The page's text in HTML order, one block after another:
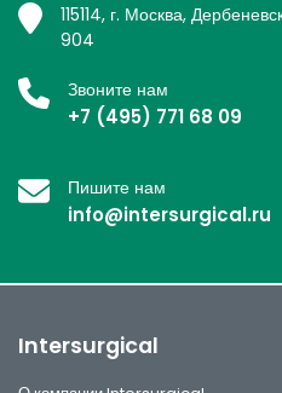
115114, г. Москва,
904
Звоните нам
+7 (495) 771 68 09
Пишите нам
info@intersurgical.ru
Intersurgical